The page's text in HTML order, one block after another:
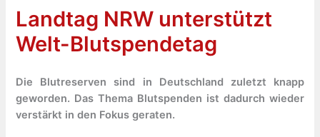
Landtag NRW unterstützt
Welt-Blutspendetag
Die Blutreserven sind in Deutschland zuletzt knapp
geworden. Das Thema Blutspenden ist dadurch wieder
verstärkt in den Fokus geraten.